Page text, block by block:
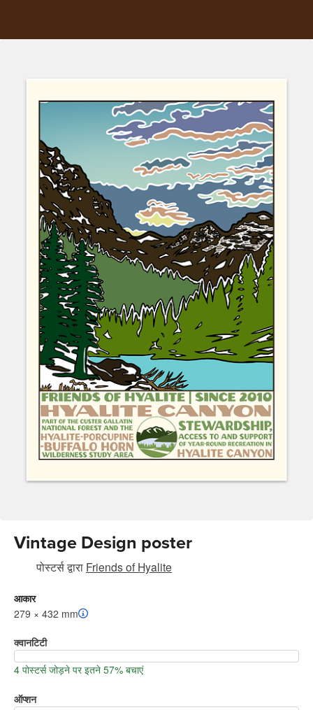
Vintage Design poster
पोस्टर्सद्वारा Friends of Hyalite
आकार
279 × 432 mm
क्वानटिटी
4 पोस्टर्स जोड़ने पर इतने 57% बचाएं
ऑप्शन